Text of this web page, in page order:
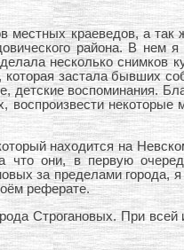
краеведов, а так
района. В нем я
несколько снимков
застала бывших
воспоминания.
некоторые
находится на
что они, в первую
за пределами города,
реферате.
Строгановых. При всей